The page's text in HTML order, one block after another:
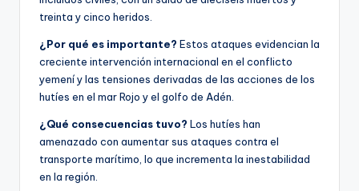
treinta y cinco heridos.
¿Por qué es importante? Estos ataques evidencian la
creciente intervención internacional en el conflicto
yemení y las tensiones derivadas de las acciones de los
hutíes en el mar Rojo y el golfo de Adén.
¿Qué consecuencias tuvo? Los hutíes han
amenazado con aumentar sus ataques contra el
transporte marítimo, lo que incrementa la inestabilidad
en la región.